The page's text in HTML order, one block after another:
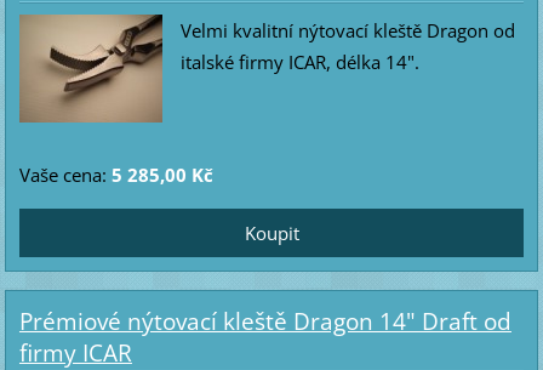
Velmi kvalitní nýtovací kleště Dragon od
italské firmy ICAR, délka 14".
Vaše cena: 5 285,00 Kč
Prémiové nýtovací kleště Dragon 14" Draft od
firmy ICAR